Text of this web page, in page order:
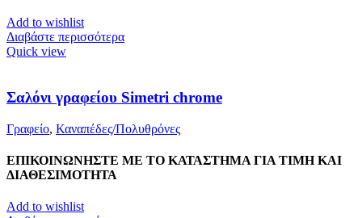
Add to wishlist
Διαβάστε περισσότερα
Quick view
Σαλόνι γραφείου Simetri chrome
Γραφείο, Καναπέδες/Πολυθρὀνες
ΕΠΙΚΟΙΝΩΝΗΣΤΕ ΜΕ ΤΟ ΚΑΤΑΣΤΗΜΑ ΓΙΑ ΤΙΜΗ ΚΑΙ
ΔΙΑΘΕΣΙΜΟΤΗΤΑ
Add to wishlist